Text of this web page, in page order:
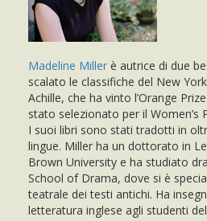
Madeline Miller è autrice di due
scalato le classifiche del New
Achille, che ha vinto l’Orange
stato selezionato per il Women’s
I suoi libri sono stati tradotti in
lingue. Miller ha un dottorato in
Brown University e ha studiato
School of Drama, dove si è
teatrale dei testi antichi. Ha
letteratura inglese agli studenti